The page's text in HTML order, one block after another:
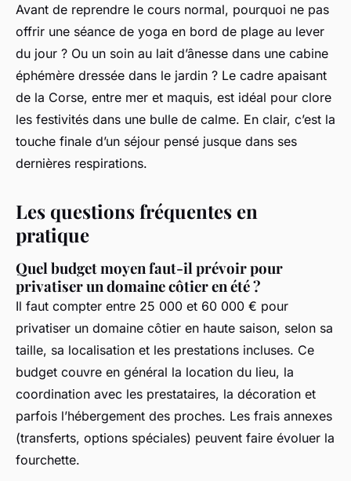
Avant de reprendre le cours normal, pourquoi ne pas
offrir une séance de yoga en bord de plage au lever
du jour ? Ou un soin au lait d’ânesse dans une cabine
éphémère dressée dans le jardin ? Le cadre apaisant
de la Corse, entre mer et maquis, est idéal pour clore
les festivités dans une bulle de calme. En clair, c’est la
touche finale d’un séjour pensé jusque dans ses
dernières respirations.
Les questions fréquentes en
pratique
Quel budget moyen faut-il prévoir pour
privatiser un domaine côtier en été ?
Il faut compter entre 25 000 et 60 000 € pour
privatiser un domaine côtier en haute saison, selon sa
taille, sa localisation et les prestations incluses. Ce
budget couvre en général la location du lieu, la
coordination avec les prestataires, la décoration et
parfois l’hébergement des proches. Les frais annexes
(transferts, options spéciales) peuvent faire évoluer la
fourchette.